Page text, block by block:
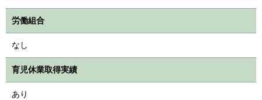
労働組合
なし
育児休業取得実績
あり